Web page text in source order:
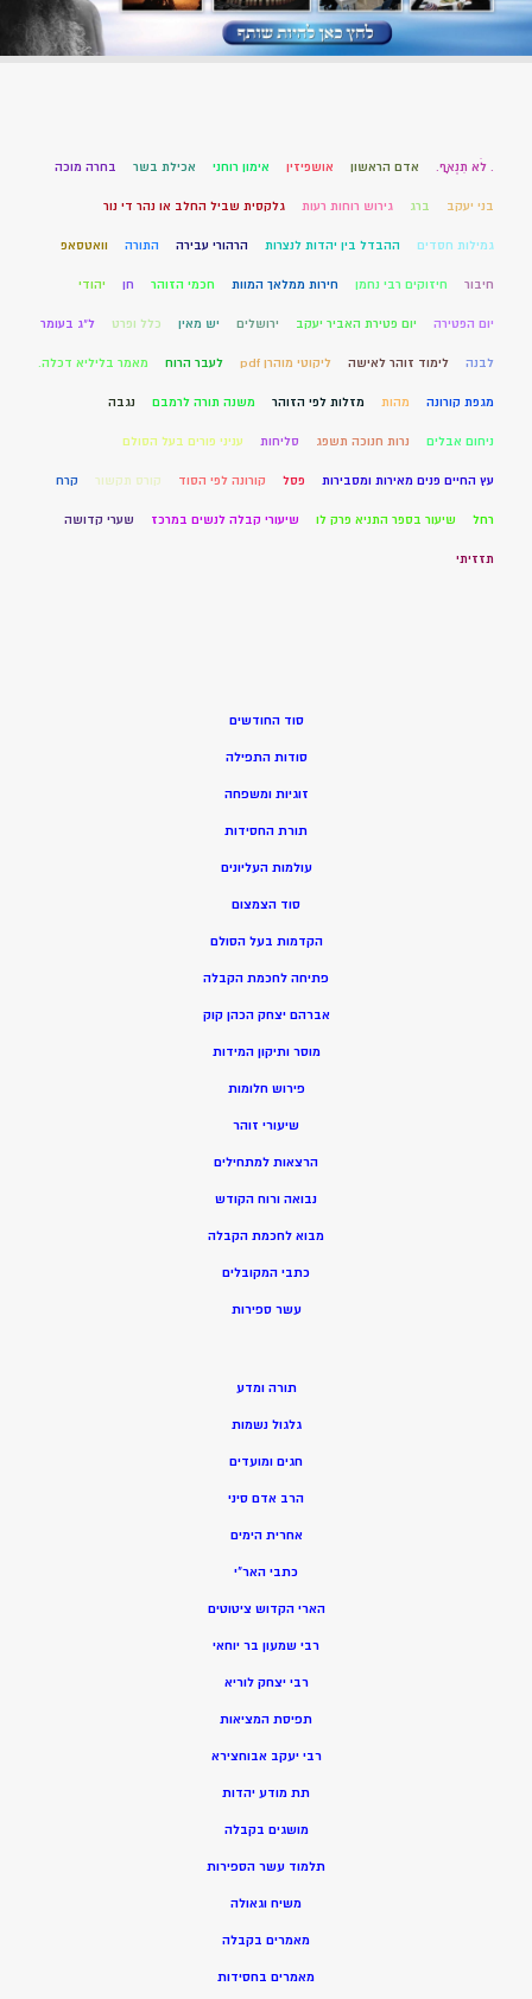
. לֹא תִנְאָף. אדם הראשון אושפיזין אימון רוחני אכילת בשר בחרה מוכה
בני יעקב ברג גירוש רוחות רעות גלקסית שביל החלב או נהר די נור
גמילות חסדים ההבדל בין יהדות לנצרות הרהורי עבירה התורה וואטסאפ
חיבור חיזוקים רבי נחמן חירות ממלאך המוות חכמי הזוהר חן יהודי
יום הפטירה יום פטירת האביר יעקב ירושלים יש מאין כלל ופרט ל"ג בעומר
לבנה לימוד זוהר לאישה ליקוטי מוהרן pdf לעבר הרוח מאמר בליליא דכלה.
מגפת קורונה מהות מזלות לפי הזוהר משנה תורה לרמבם נגבה
ניחום אבלים נרות חנוכה תשפג סליחות עניני פורים בעל הסולם
עץ החיים פנים מאירות ומסבירות פסל קורונה לפי הסוד קורס תקשור קרח
רחל שיעור בספר התניא פרק לו שיעורי קבלה לנשים במרכז שערי קדושה
תזזיתי
סוד החודשים
סודות התפילה
זוגיות ומשפחה
תורת החסידות
עולמות העליונים
סוד הצמצום
הקדמות בעל הסולם
פתיחה לחכמת הקבלה
אברהם יצחק הכהן קוק
מוסר ותיקון המידות
פירוש חלומות
שיעורי זוהר
הרצאות למתחילים
נבואה ורוח הקודש
מבוא לחכמת הקבלה
כתבי המקובלים
עשר ספירות
תורה ומדע
גלגול נשמות
חגים ומועדים
הרב אדם סיני
אחרית הימים
כתבי האר”י
הארי הקדוש ציטוטים
רבי שמעון בר יוחאי
רבי יצחק לוריא
תפיסת המציאות
רבי יעקב אבוחצירא
תת מודע יהדות
מושגים בקבלה
תלמוד עשר הספירות
משיח וגאולה
מאמרים בקבלה
מאמרים בחסידות